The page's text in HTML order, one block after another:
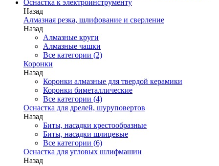
Оснастка к электроинструменту
Назад
Алмазная резка, шлифование и сверление
Назад
Алмазные круги
Алмазные чашки
Все категории (2)
Коронки
Назад
Коронки алмазные для твердой керамики
Коронки биметаллические
Все категории (4)
Оснастка для дрелей, шуруповертов
Назад
Биты, насадки крестообразные
Биты, насадки шлицевые
Все категории (6)
Оснастка для угловых шлифмашин
Назад